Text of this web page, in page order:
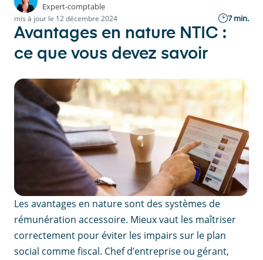
Expert-comptable
mis à jour le 12 décembre 2024 7 min.
Avantages en nature NTIC :
ce que vous devez savoir
Les avantages en nature sont des systèmes de
rémunération accessoire. Mieux vaut les maîtriser
correctement pour éviter les impairs sur le plan
social comme fiscal. Chef d’entreprise ou gérant,